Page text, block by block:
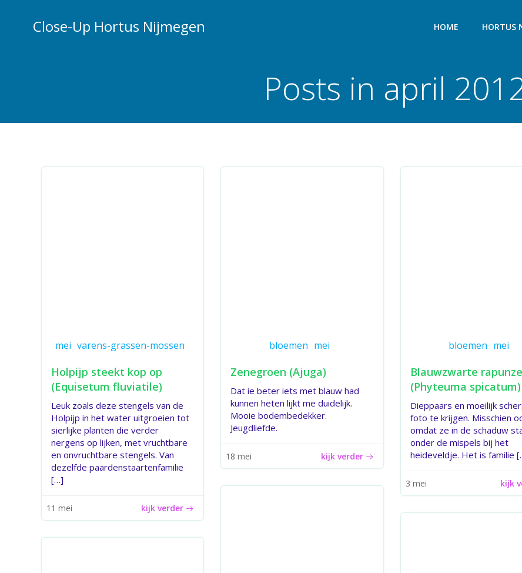
Close-Up Hortus Nijmegen HOME HORTUS
Posts in april
mei varens-grassen-mossen
Holpijp steekt kop op
(Equisetum fluviatile)
Leuk zoals deze stengels van de
Holpijp in het water uitgroeien tot
sierlijke planten die verder
nergens op lijken, met vruchtbare
en onvruchtbare stengels. Van
dezelfde paardenstaartenfamilie
[…]
11 mei kijk verder
bloemen mei
Zenegroen (Ajuga)
Dat ie beter iets met blauw had
kunnen heten lijkt me duidelijk.
Mooie bodembedekker.
Jeugdliefde.
18 mei kijk verder
bloemen mei
Blauwzwarte
(Phyteuma spicatum)
Dieppaars en moeilijk
foto te krijgen. Misschien
omdat ze in de schaduw
onder de mispels bij het
heideveldje. Het is familie
3 mei kijk